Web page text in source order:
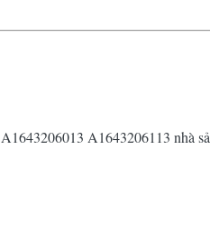
A1643206113 nhà